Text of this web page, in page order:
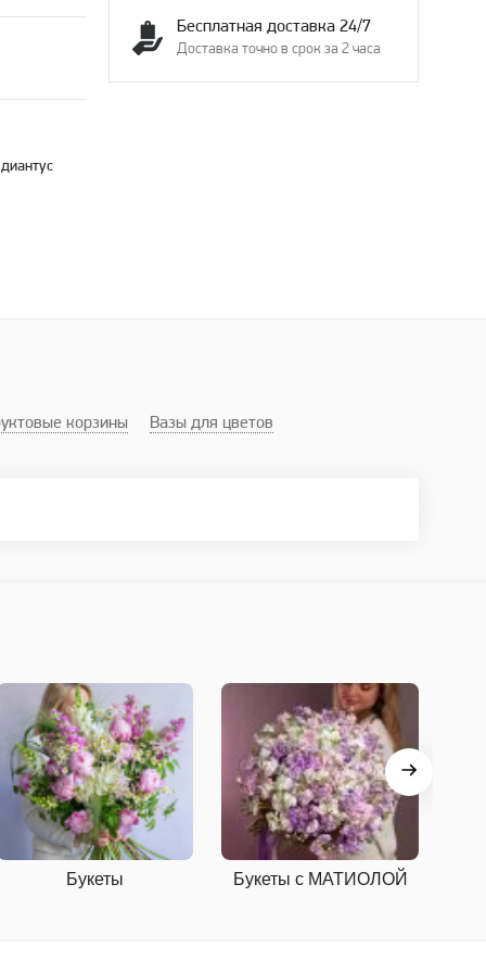
Бесплатная доставка 24/7
Доставка точно в срок за 2 часа
корзины Вазы для цветов
Букеты Букеты с МАТИОЛОЙ